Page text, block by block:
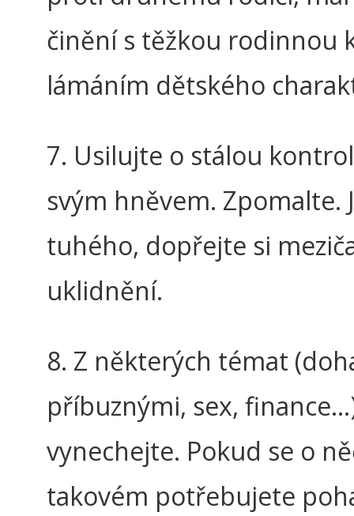
činění s těžkou rodinnou
lámáním dětského
7. Usilujte o stálou
svým hněvem. Zpomalte.
tuhého, dopřejte si
uklidnění.
8. Z některých témat
příbuznými, sex,
vynechejte. Pokud se o
takovém potřebujete